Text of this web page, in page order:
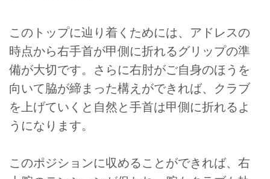
このトップに辿り着くためには、アドレスの
時点から右手首が甲側に折れるグリップの準
備が大切です。さらに右肘がご自身のほうを
向いて脇が締まった構えができれば、クラブ
を上げていくと自然と手首は甲側に折れるよ
うになります。
このポジションに収めることができれば、右